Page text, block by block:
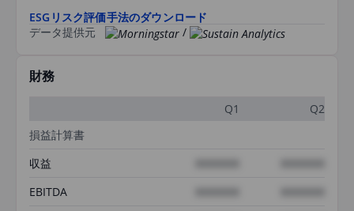
ESGリスク評価手法のダウンロード
データ提供元
/
財務
Q1
Q2
損益計算書
収益
EBITDA